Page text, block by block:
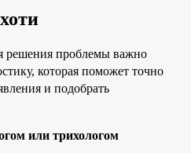
решения проблемы важно
которая поможет точно
и подобрать
или трихологом